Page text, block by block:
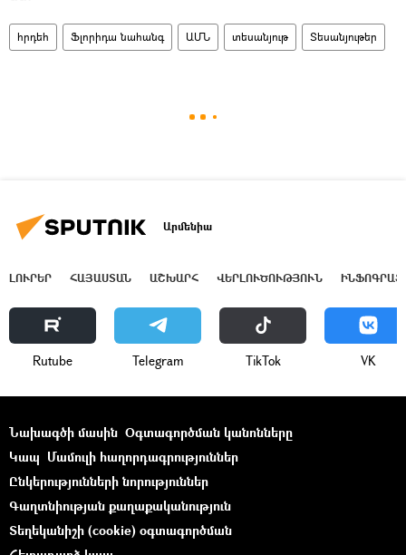
հրդեհ Ֆլորիդա նահանգ ԱՄՆ տեսանյութ Տեսանյութեր
Արմենիա
ԼՈՒՐԵՐ ՀԱՅԱՍՏԱՆ ԱՇԽԱՐՀ ՎԵՐԼՈՒԾՈՒԹՅՈՒՆ
Rutube Telegram ТikТоk VK
Նախագծի մասին Օգտագործման կանոնները
Կապ Մամուլի հաղորդագրություններ
Ընկերությունների նորություններ
Գաղտնիության քաղաքականություն
Տեղեկանիշի (cookie) օգտագործման